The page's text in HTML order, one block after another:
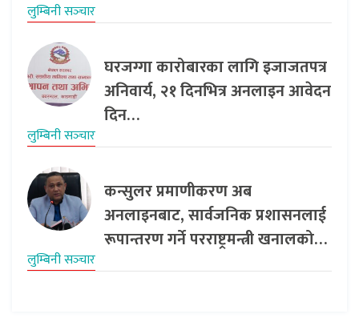
लुम्बिनी सञ्‍चार
घरजग्गा कारोबारका लागि इजाजतपत्र
अनिवार्य, २१ दिनभित्र अनलाइन आवेदन
दिन…
लुम्बिनी सञ्‍चार
कन्सुलर प्रमाणीकरण अब
अनलाइनबाट, सार्वजनिक प्रशासनलाई
रूपान्तरण गर्ने परराष्ट्रमन्त्री खनालको…
लुम्बिनी सञ्‍चार